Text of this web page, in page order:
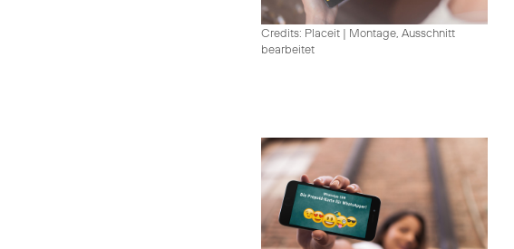
Credits: Placeit | Montage, Ausschnitt
bearbeitet